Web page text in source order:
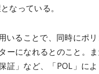
なっている。
いることで、同時にポ
ーになれるとのこと。
証」など、「POL」に